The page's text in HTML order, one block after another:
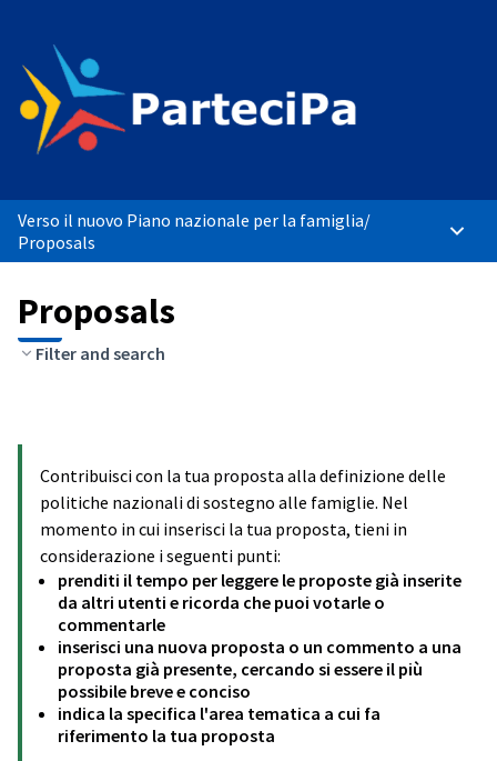
Verso il nuovo Piano nazionale per la famiglia/
Proposals
Main
Proposals
Filter and search
Contribuisci con la tua proposta alla definizione delle
politiche nazionali di sostegno alle famiglie. Nel
momento in cui inserisci la tua proposta, tieni in
considerazione i seguenti punti:
prenditi il tempo per leggere le proposte già inserite
da altri utenti e ricorda che puoi votarle o
commentarle
inserisci una nuova proposta o un commento a una
proposta già presente, cercando si essere il più
possibile breve e conciso
indica la specifica l'area tematica a cui fa
riferimento la tua proposta